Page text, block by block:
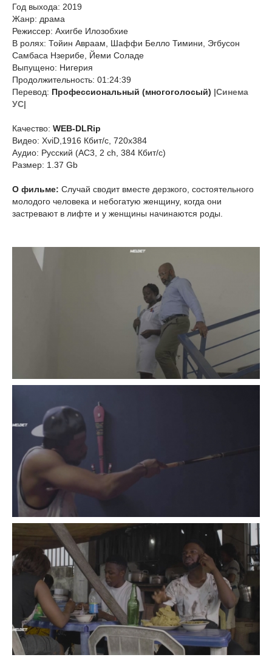
Год выхода: 2019
Жанр: драма
Режиссер: Ахигбе Илозобхие
В ролях: Тойин Авраам, Шаффи Белло Тимини, Эгбусон
Самбаса Нзерибе, Йеми Соладе
Выпущено: Нигерия
Продолжительность: 01:24:39
Перевод: Профессиональный (многоголосый) |Синема
УС|
Качество: WEB-DLRip
Видео: XviD,1916 Кбит/с, 720x384
Аудио: Русский (AC3, 2 ch, 384 Кбит/с)
Размер: 1.37 Gb
О фильме: Случай сводит вместе дерзкого, состоятельного
молодого человека и небогатую женщину, когда они
застревают в лифте и у женщины начинаются роды.